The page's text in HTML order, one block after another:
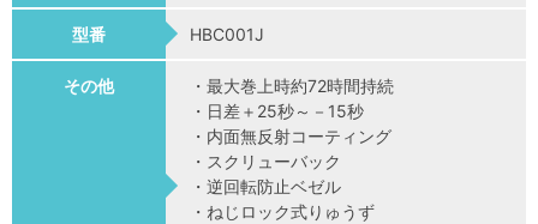
型番 HBC001J
その他
・最大巻上時約72時間持続
・日差＋25秒～－15秒
・内面無反射コーティング
・スクリューバック
・逆回転防止ベゼル
・ねじロック式りゅうず